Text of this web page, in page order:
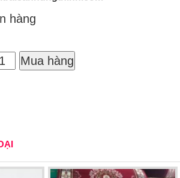
hàng
Mua hàng